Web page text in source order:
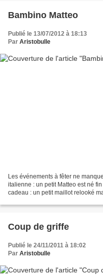
Bambino Matteo
Publié le 13/07/2012 à 18:13
Par Aristobulle
Les événements à fêter ne
italienne : un petit Matteo est né
cadeau : un petit maillot relooké
Coup de griffe
Publié le 24/11/2011 à 18:02
Par Aristobulle